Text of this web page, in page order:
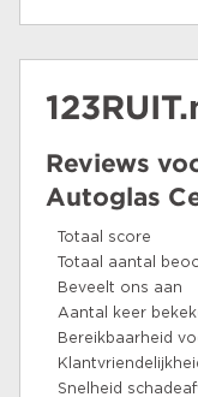
Reviews
Autoglas
Totaal score
Totaal aantal
Beveelt ons aan
Aantal keer
Bereikbaarheid
Snelheid